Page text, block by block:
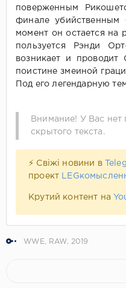
поверженным
финале убийственным
момент он остается на
пользуется Рэнди
возникает и проводит
поистине змеиной
Под его легендарную
Внимание! У Вас нет
скрытого текста.
⚡ Свіжі новини в
проект
Крутий контент на
WWE RAW 2019